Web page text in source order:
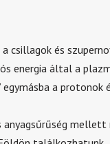
csillagok és
energia által a
a protonok
anyagsűrűség